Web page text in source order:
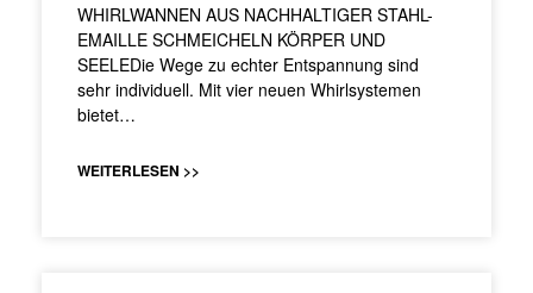
WHIRLWANNEN AUS NACHHALTIGER STAHL-
EMAILLE SCHMEICHELN KÖRPER UND
SEELEDie Wege zu echter Entspannung sind
sehr individuell. Mit vier neuen Whirlsystemen
bietet…
WEITERLESEN >>